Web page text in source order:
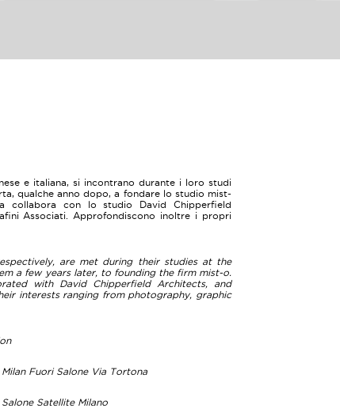
e italiana, si incontrano durante i loro studi
qualche anno dopo, a fondare lo studio mist-
collabora con lo studio David Chipperfield
Associati. Approfondiscono inoltre i propri
are met during their studies at the
a few years later, to founding the firm mist-o.
with David Chipperfield Architects, and
interests ranging from photography, graphic
Fuori Salone Via Tortona
Satellite Milano